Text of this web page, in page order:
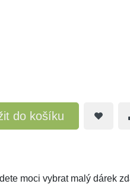
do košíku
moci vybrat malý dárek